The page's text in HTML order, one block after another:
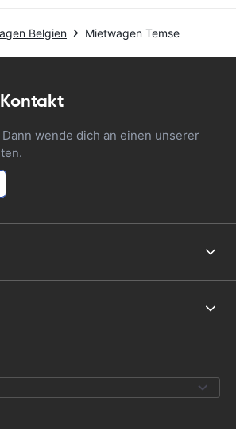
Belgien Mietwagen Temse
wende dich an einen unserer